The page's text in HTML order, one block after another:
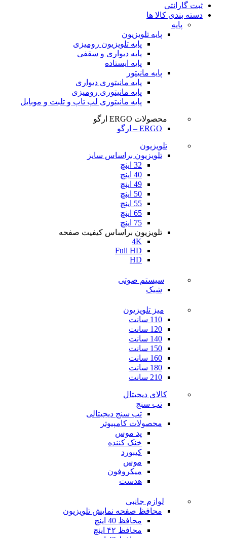
ثبت گارانتی
دسته بندی کالا ها
پایه
پایه تلویزیون
پایه تلویزیون رومیزی
پایه دیواری و سقفی
پایه ایستاده
پایه مانیتور
پایه مانیتوری دیواری
پایه مانیتوری رومیزی
پایه مانیتوری لپ تاپ و تلبت و موبایل
محصولات ERGO ارگو
ERGO – ارگو
تلویزیون
تلویزیون براساس سایز
32 اینچ
40 اینچ
49 اینچ
50 اینچ
55 اینچ
65 اینچ
75 اینچ
تلویزیون براساس کیفیت صفحه
4K
Full HD
HD
سیستم صوتی
شیک
میز تلویزیون
110 سانت
120 سانت
140 سانت
150 سانت
160 سانت
180 سانت
210 سانت
کالای دیجیتال
تب سنج
تب سنج دیجیتالی
محصولات کامپیوتر
پد موس
خنک کننده
کیبورد
موس
میکروفون
هدست
لوازم جانبی
محافظ صفحه نمایش تلویزیون
محافظ 40 اینچ
محافظ ۴۲ اینچ